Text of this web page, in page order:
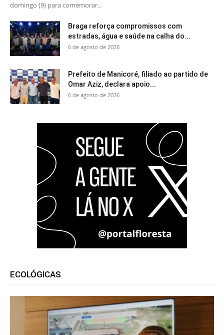
domingo (9) para comemorar...
Braga reforça compromissos com
estradas, água e saúde na calha do...
6 de agosto de 2026
Prefeito de Manicoré, filiado ao partido de
Omar Aziz, declara apoio...
6 de agosto de 2026
ECOLÓGICAS